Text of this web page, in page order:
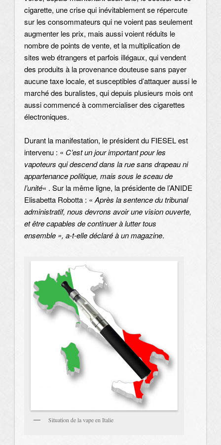
cigarette, une crise qui inévitablement se répercute
sur les consommateurs qui ne voient pas seulement
augmenter les prix, mais aussi voient réduits le
nombre de points de vente, et la multiplication de
sites web étrangers et parfois illégaux, qui vendent
des produits à la provenance douteuse sans payer
aucune taxe locale, et susceptibles d’attaquer aussi le
marché des buralistes, qui depuis plusieurs mois ont
aussi commencé à commercialiser des cigarettes
électroniques.
Durant la manifestation, le président du FIESEL est
intervenu : « C’est un jour important pour les
vapoteurs qui descend dans la rue sans drapeau ni
appartenance politique, mais sous le sceau de
l’unité« . Sur la même ligne, la présidente de l’ANIDE
Elisabetta Robotta : «Après la sentence du tribunal
administratif, nous devrons avoir une vision ouverte,
et être capables de continuer à lutter tous
ensemble », a-t-elle déclaré à un magazine.
Situation de la vape en Italie